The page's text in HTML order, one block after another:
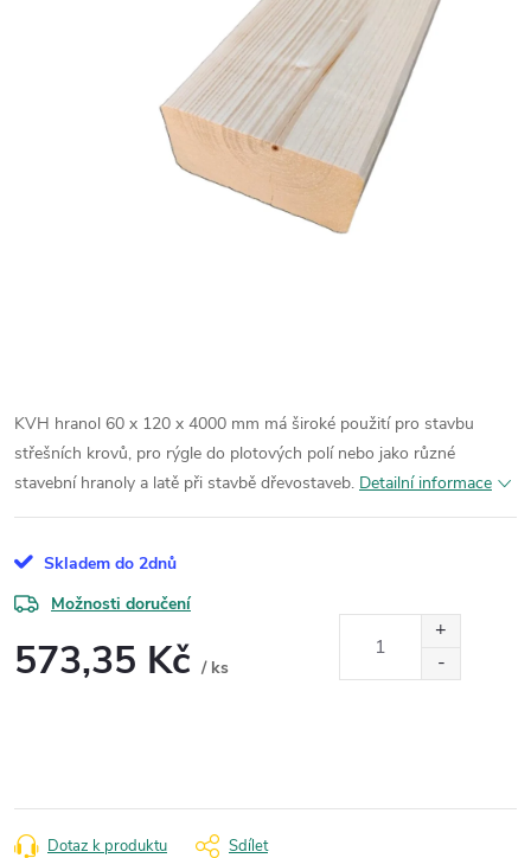
KVH hranol 60 x 120 x 4000 mm má široké použití pro stavbu
střešních krovů, pro rýgle do plotových polí nebo jako různé
stavební hranoly a latě při stavbě dřevostaveb. Detailní informace
Skladem do 2dnů
Možnosti doručení
573,35 Kč / ks
Dotaz k produktu Sdílet